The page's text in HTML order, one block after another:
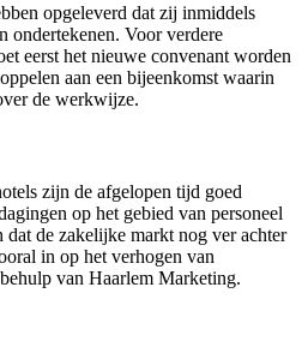
opgeleverd dat zij inmiddels
ondertekenen. Voor verdere
eerst het nieuwe convenant worden
aan een bijeenkomst waarin
de werkwijze.
zijn de afgelopen tijd goed
op het gebied van personeel
dat de zakelijke markt nog ver achter
in op het verhogen van
van Haarlem Marketing.